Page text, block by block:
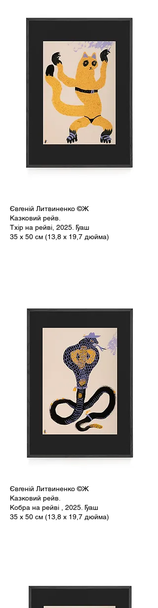
Євгеній Литвиненко ©Ж
Казковий рейв.
Тхір на рейві, 2025. Гуаш
35 x 50 см (13,8 x 19,7 дюйма)
Євгеній Литвиненко ©Ж
Казковий рейв.
Кобра на рейві , 2025. Гуаш
35 x 50 см (13,8 x 19,7 дюйма)